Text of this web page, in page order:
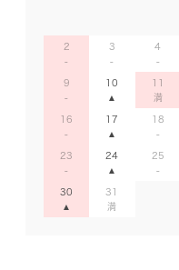
2 3 4
9 10 11
16 17 18
23 24 25
30 31